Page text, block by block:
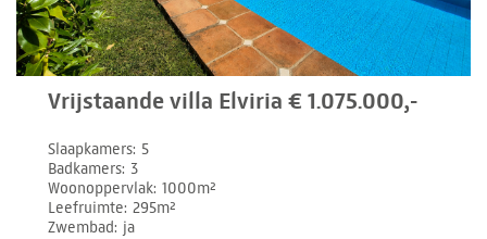
Vrijstaande villa Elviria € 1.075.000,-
Slaapkamers 5
Badkamers 3
Woonoppervlak 1000m²
Leefruimte 295m²
Zwembad ja